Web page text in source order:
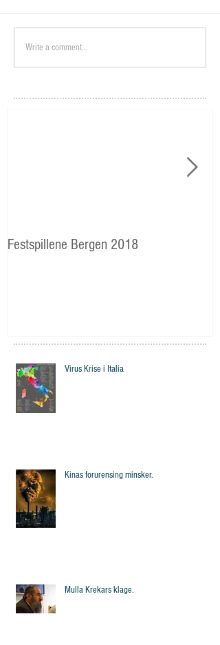
Write a comment...
Festspillene Bergen 2018
Virus Krise i Italia
Kinas forurensing minsker.
Mulla Krekars klage.